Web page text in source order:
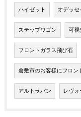
ハイゼット オデッセ
ステップワゴン 可視
フロントガラス飛び石
倉敷市のお客様にフロ
アルトラパン レヴォ